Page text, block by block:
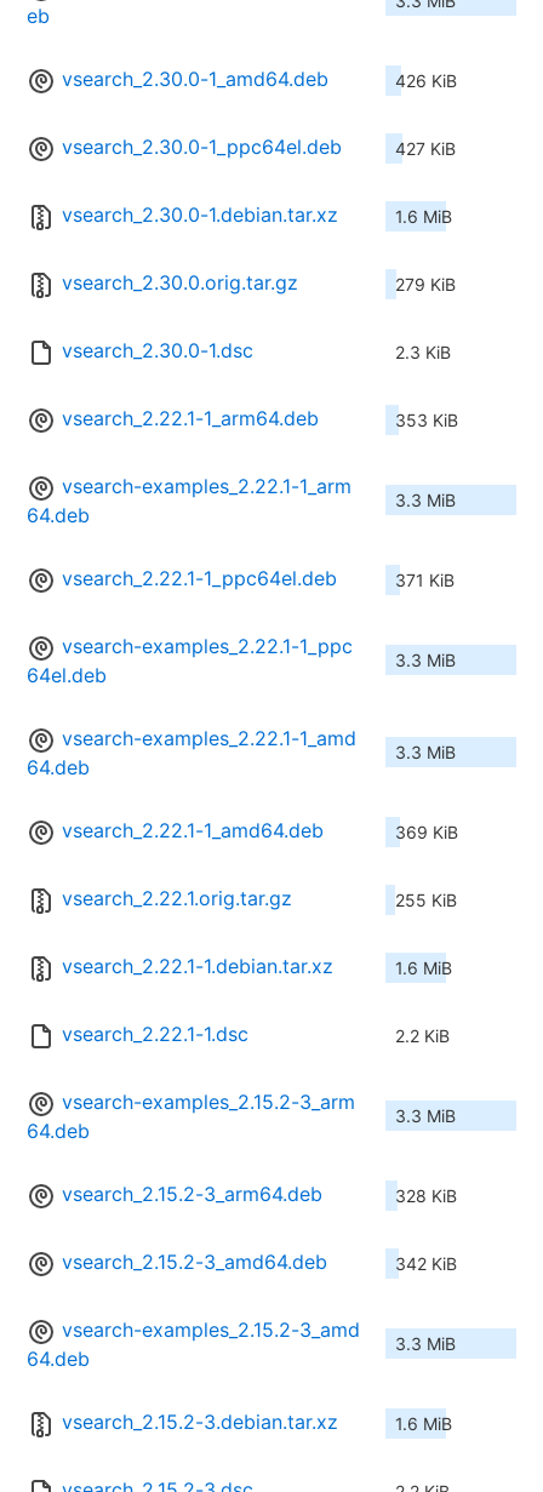
eb
vsearch_2.30.0-1_amd64.deb 426 KiB
vsearch_2.30.0-1_ppc64el.deb 427 KiB
vsearch_2.30.0-1.debian.tar.xz 1.6 MiB
vsearch_2.30.0.orig.tar.gz 279 KiB
vsearch_2.30.0-1.dsc 2.3 KiB
vsearch_2.22.1-1_arm64.deb 353 KiB
vsearch-examples_2.22.1-1_arm
64.deb
3.3 MiB
vsearch_2.22.1-1_ppc64el.deb 371 KiB
vsearch-examples_2.22.1-1_ppc
64el.deb
3.3 MiB
vsearch-examples_2.22.1-1_amd
64.deb
3.3 MiB
vsearch_2.22.1-1_amd64.deb 369 KiB
vsearch_2.22.1.orig.tar.gz 255 KiB
vsearch_2.22.1-1.debian.tar.xz 1.6 MiB
vsearch_2.22.1-1.dsc 2.2 KiB
vsearch-examples_2.15.2-3_arm
64.deb
3.3 MiB
vsearch_2.15.2-3_arm64.deb 328 KiB
vsearch_2.15.2-3_amd64.deb 342 KiB
vsearch-examples_2.15.2-3_amd
64.deb
3.3 MiB
vsearch_2.15.2-3.debian.tar.xz 1.6 MiB